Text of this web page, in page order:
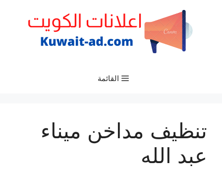
القائمة
تنظيف مداخن ميناء
عبد الله